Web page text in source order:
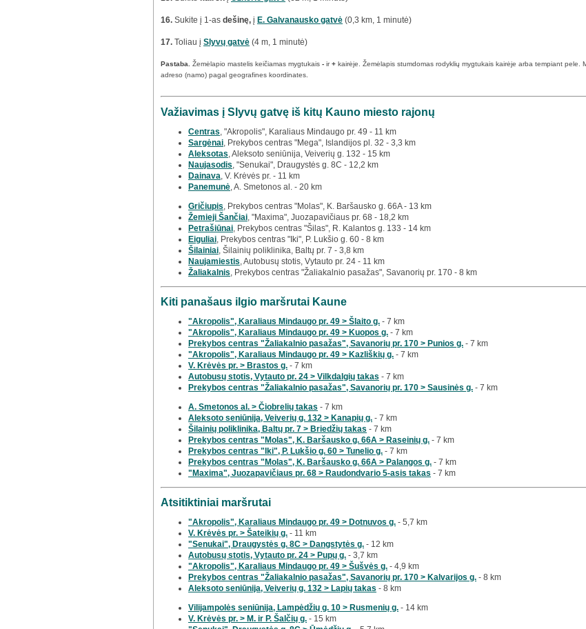
16. Sukite į 1-as dešinę, į E. Galvanausko gatvė (0,3 km, 1 minutė)
17. Toliau į Slyvų gatvė (4 m, 1 minutė)
Pastaba. Žemėlapio mastelis keičiamas mygtukais - ir+ kairėje. Žemėlapis stumdomas rodyklių mygtukais kairėje arba tempiant
adreso (namo) pagal geografines koordinates.
Važiavimas į Slyvų gatvę iš kitų Kauno miesto rajonų
Centras , "Akropolis", Karaliaus Mindaugo pr. 49 - 11 km
Sargėnai , Prekybos centras "Mega", Islandijos pl. 32 - 3,3 km
Aleksotas , Aleksoto seniūnija, Veiverių g. 132 - 15 km
Naujasodis , "Senukai", Draugystės g. 8C - 12,2 km
Dainava , V. Krėvės pr. - 11 km
Panemunė , A. Smetonos al. - 20 km
Gričiupis , Prekybos centras "Molas", K. Baršausko g. 66A - 13 km
Žemieji Šančiai , "Maxima", Juozapavičiaus pr. 68 - 18,2 km
Petrašiūnai , Prekybos centras "Šilas", R. Kalantos g. 133 - 14 km
Eiguliai , Prekybos centras "Iki", P. Lukšio g. 60 - 8 km
Šilainiai , Šilainių poliklinika, Baltų pr. 7 - 3,8 km
Naujamiestis , Autobusų stotis, Vytauto pr. 24 - 11 km
Žaliakalnis , Prekybos centras "Žaliakalnio pasažas", Savanorių pr. 170 - 8 km
Kiti panašaus ilgio maršrutai Kaune
"Akropolis", Karaliaus Mindaugo pr. 49 > Šlaito g. - 7 km
"Akropolis", Karaliaus Mindaugo pr. 49 > Kuopos g. - 7 km
Prekybos centras "Žaliakalnio pasažas", Savanorių pr. 170 > Punios g. - 7 km
"Akropolis", Karaliaus Mindaugo pr. 49 > Kazliškių g. - 7 km
V. Krėvės pr. > Brastos g. - 7 km
Autobusų stotis, Vytauto pr. 24 > Vilkdalgių takas - 7 km
Prekybos centras "Žaliakalnio pasažas", Savanorių pr. 170 > Sausinės g. - 7 km
A. Smetonos al. > Čiobrelių takas - 7 km
Aleksoto seniūnija, Veiverių g. 132 > Kanapių g. - 7 km
Šilainių poliklinika, Baltų pr. 7 > Briedžių takas - 7 km
Prekybos centras "Molas", K. Baršausko g. 66A > Raseinių g. - 7 km
Prekybos centras "Iki", P. Lukšio g. 60 > Tunelio g. - 7 km
Prekybos centras "Molas", K. Baršausko g. 66A > Palangos g. - 7 km
"Maxima", Juozapavičiaus pr. 68 > Raudondvario 5-asis takas - 7 km
Atsitiktiniai maršrutai
"Akropolis", Karaliaus Mindaugo pr. 49 > Dotnuvos g. - 5,7 km
V. Krėvės pr. > Šateikių g. - 11 km
"Senukai", Draugystės g. 8C > Dangstytės g. - 12 km
Autobusų stotis, Vytauto pr. 24 > Pupų g. - 3,7 km
"Akropolis", Karaliaus Mindaugo pr. 49 > Šušvės g. - 4,9 km
Prekybos centras "Žaliakalnio pasažas", Savanorių pr. 170 > Kalvarijos g. - 8 km
Aleksoto seniūnija, Veiverių g. 132 > Lapių takas - 8 km
Vilijampolės seniūnija, Lampėdžių g. 10 > Rusmenių g. - 14 km
V. Krėvės pr. > M. ir P. Šalčių g. - 15 km